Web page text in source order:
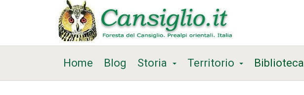
Home Blog Storia Territorio Biblioteca